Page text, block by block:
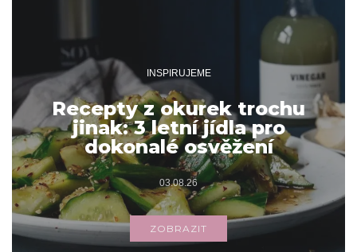
INSPIRUJEME
Recepty z okurek trochu
jinak: 3 letní jídla pro
dokonalé osvěžení
03.08.26
ZOBRAZIT